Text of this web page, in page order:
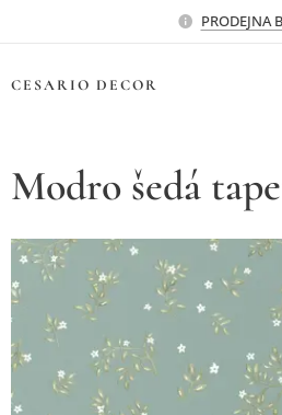
PRODEJNA
CESARIO DECOR
Modro šedá